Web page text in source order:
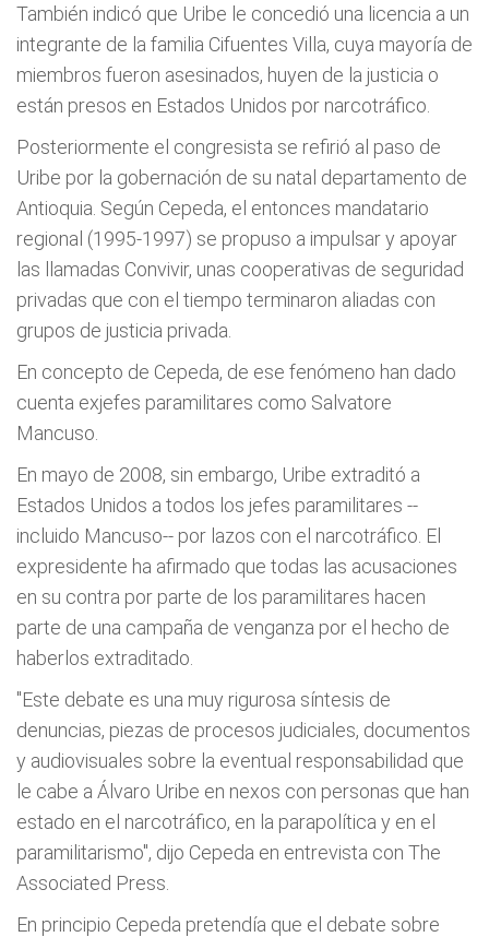
También indicó que Uribe le concedió una licencia a un
integrante de la familia Cifuentes Villa, cuya mayoría de
miembros fueron asesinados, huyen de la justicia o
están presos en Estados Unidos por narcotráfico.
Posteriormente el congresista se refirió al paso de
Uribe por la gobernación de su natal departamento de
Antioquia. Según Cepeda, el entonces mandatario
regional (1995-1997) se propuso a impulsar y apoyar
las llamadas Convivir, unas cooperativas de seguridad
privadas que con el tiempo terminaron aliadas con
grupos de justicia privada.
En concepto de Cepeda, de ese fenómeno han dado
cuenta exjefes paramilitares como Salvatore
Mancuso.
En mayo de 2008, sin embargo, Uribe extraditó a
Estados Unidos a todos los jefes paramilitares --
incluido Mancuso-- por lazos con el narcotráfico. El
expresidente ha afirmado que todas las acusaciones
en su contra por parte de los paramilitares hacen
parte de una campaña de venganza por el hecho de
haberlos extraditado.
"Este debate es una muy rigurosa síntesis de
denuncias, piezas de procesos judiciales, documentos
y audiovisuales sobre la eventual responsabilidad que
le cabe a Álvaro Uribe en nexos con personas que han
estado en el narcotráfico, en la parapolítica y en el
paramilitarismo", dijo Cepeda en entrevista con The
Associated Press.
En principio Cepeda pretendía que el debate sobre